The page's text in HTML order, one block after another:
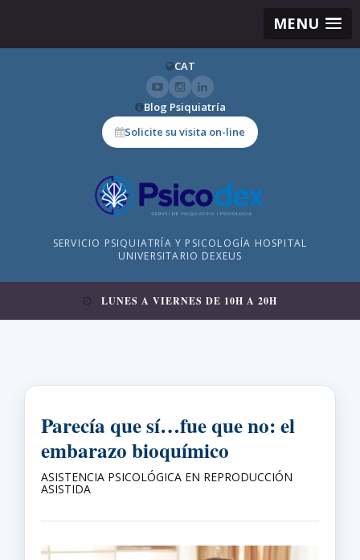
MENU
CAT
Blog Psiquiatría
Solicite su visita on-line
SERVICIO PSIQUIATRÍA Y PSICOLOGÍA HOSPITAL
UNIVERSITARIO DEXEUS
LUNES A VIERNES DE 10H A 20H
Parecía que sí…fue que no: el
embarazo bioquímico
ASISTENCIA PSICOLÓGICA EN REPRODUCCIÓN
ASISTIDA